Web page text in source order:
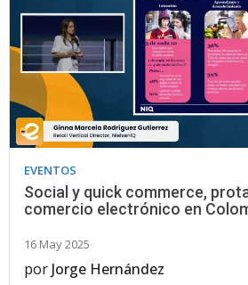
EVENTOS
Social y quick commerce,
comercio electrónico en
16 May 2025
por Jorge Hernández